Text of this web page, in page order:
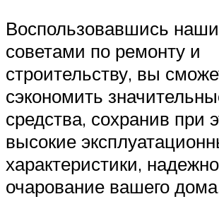
Воспользовавшись
советами по ремонту и
строительству, вы
сэкономить
средства, сохранив при
высокие
характеристики,
очарование вашего